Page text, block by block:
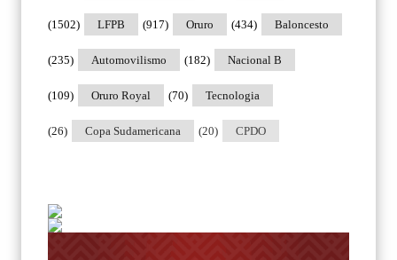
LFPB
(1502) Oruro
(917) Baloncesto
(434)
Automovilismo
(235) Nacional B
(182)
Oruro Royal
(109) Tecnologia
(70)
Copa Sudamericana
(26) CPDO
(20)